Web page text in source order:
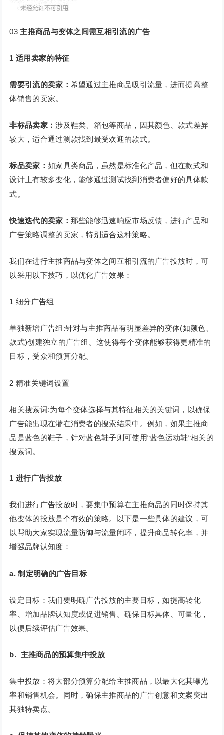
03 主推商品与变体之间需互相引流的广告
1 适用卖家的特征
需要引流的卖家： 希望通过主推商品吸引流量，进而提高整
体销售的卖家。
非标品卖家：涉及鞋类、箱包等商品，因其颜色、款式差异
较大，适合通过测款找到最受欢迎的款式。
标品卖家： 如家具类商品，虽然是标准化产品，但在款式和
设计上有较多变化，能够通过测试找到消费者偏好的具体款
式。
快速迭代的卖家： 那些能够迅速响应市场反馈，进行产品和
广告策略调整的卖家，特别适合这种策略。
我们在进行主推商品与变体之间互相引流的广告投放时，可
以采用以下技巧，以优化广告效果：
1 细分广告组
单独新增广告组:针对与主推商品有明显差异的变体(如颜色、
款式)创建独立的广告组。这使得每个变体能够获得更精准的
目标，受众和预算分配。
2 精准关键词设置
相关搜索词:为每个变体选择与其特征相关的关键词，以确保
广告能出现在潜在消费者的搜索结果中。例如，如果主推商
品是蓝色的鞋子，针对蓝色鞋子则可使用“蓝色运动鞋“相关的
搜索词。
1 进行广告投放
我们进行广告投放时，要集中预算在主推商品的同时保持其
他变体的投放是个有效的策略。以下是一些具体的建议，可
以帮助大家实现流量防御与流量闭环，提升商品转化率，并
增强品牌认知度：
a. 制定明确的广告目标
设定目标：我们要明确广告投放的主要目标，如提高转化
率、增加品牌认知度或促进销售。确保目标具体、可量化，
以便后续评估广告效果。
b. 主推商品的预算集中投放
集中投放：将大部分预算分配给主推商品，以最大化其曝光
率和销售机会。同时，确保主推商品的广告创意和文案突出
其独特卖点。